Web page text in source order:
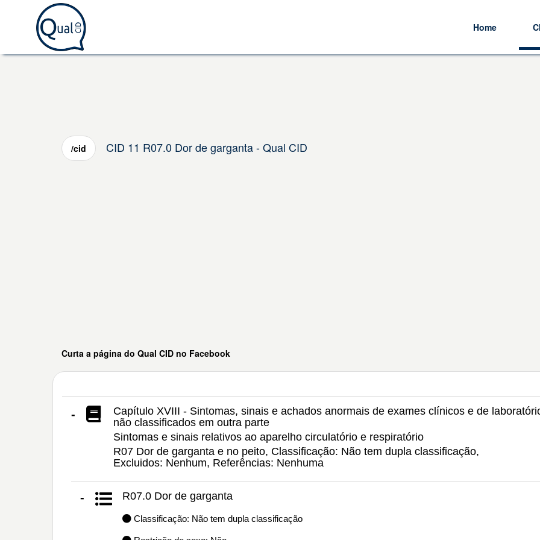
Home
/cid CID 11 R07.0 Dor de garganta - Qual CID
Curta a página do Qual CID no Facebook
-
Capítulo XVIII - Sintomas, sinais e achados anormais de exames clínicos e de
não classificados em outra parte
Sintomas e sinais relativos ao aparelho circulatório e respiratório
R07 Dor de garganta e no peito, Classificação: Não tem dupla classificação,
Excluidos: Nenhum, Referências: Nenhuma
- R07.0 Dor de garganta
Classificação: Não tem dupla classificação